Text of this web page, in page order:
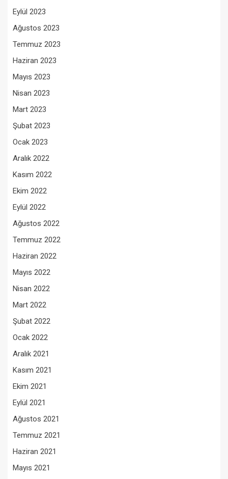
Eylül 2023
Ağustos 2023
Temmuz 2023
Haziran 2023
Mayıs 2023
Nisan 2023
Mart 2023
Şubat 2023
Ocak 2023
Aralık 2022
Kasım 2022
Ekim 2022
Eylül 2022
Ağustos 2022
Temmuz 2022
Haziran 2022
Mayıs 2022
Nisan 2022
Mart 2022
Şubat 2022
Ocak 2022
Aralık 2021
Kasım 2021
Ekim 2021
Eylül 2021
Ağustos 2021
Temmuz 2021
Haziran 2021
Mayıs 2021